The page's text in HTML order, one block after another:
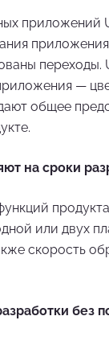
приложений
переходы.
—
общее
на сроки
или двух
скорость
без